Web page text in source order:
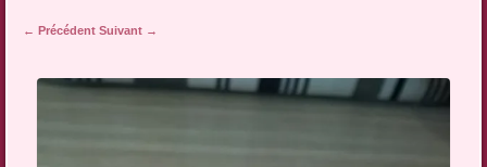
← Précédent Suivant →